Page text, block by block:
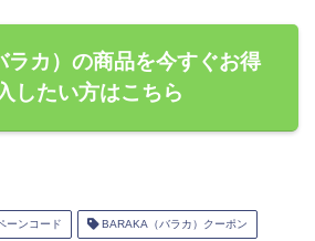
カ）の商品を今すぐお得
したい方はこちら
ーンコード BARAKA（バラカ）クーポン